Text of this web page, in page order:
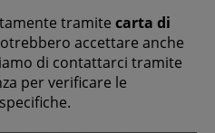
tramite carta di
accettare anche
di contattarci tramite
per verificare le